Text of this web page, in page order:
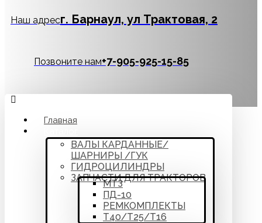
Наш адресг. Барнаул, ул Трактовая, 2
Позвоните нам‪+7-905-925-15-85
Главная
ВАЛЫ КАРДАННЫЕ/
ШАРНИРЫ /ГУК
ГИДРОЦИЛИНДРЫ
ЗАПЧАСТИ ДЛЯ ТРАКТОРОВ
МТЗ
ПД-10
РЕМКОМПЛЕКТЫ
Т40/Т25/Т16